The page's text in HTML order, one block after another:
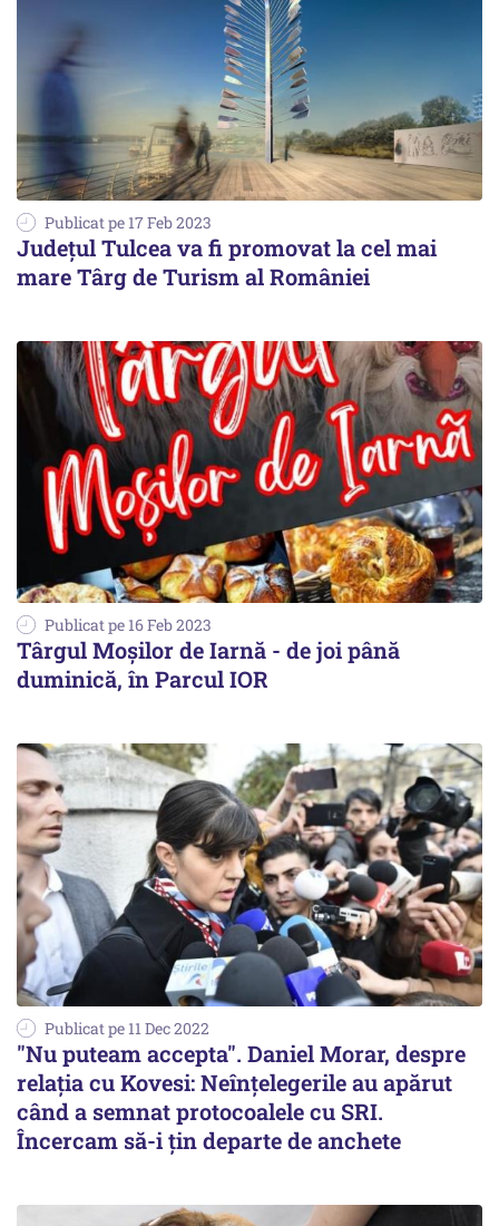
Publicat pe 17 Feb 2023
Județul Tulcea va fi promovat la cel mai
mare Târg de Turism al României
Publicat pe 16 Feb 2023
Târgul Moşilor de Iarnă - de joi până
duminică, în Parcul IOR
Publicat pe 11 Dec 2022
"Nu puteam accepta". Daniel Morar, despre
relația cu Kovesi: Neînţelegerile au apărut
când a semnat protocoalele cu SRI.
Încercam să-i ţin departe de anchete